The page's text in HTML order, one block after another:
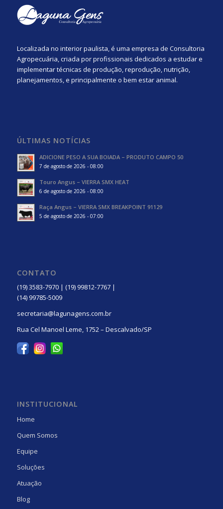
Localizada no interior paulista, é uma empresa de Consultoria
Agropecuária, criada por profissionais dedicados a estudar e
implementar técnicas de produção, reprodução, nutrição,
planejamentos, e principalmente o bem estar animal.
ÚLTIMAS NOTÍCIAS
ADICIONE PESO A SUA BOIADA – PRODUTO CAMPO 50
7 de agosto de 2026 - 08:00
Touro Angus – VIERRA SMX HEAT
6 de agosto de 2026 - 08:00
Raça Angus – VIERRA SMX BREAKPOINT 91129
5 de agosto de 2026 - 07:00
CONTATO
(19) 3583-7970 | (19) 99812-7767 |
(14) 99785-5009
secretaria@lagunagens.com.br
Rua Cel Manoel Leme, 1752 – Descalvado/SP
INSTITUCIONAL
Home
Quem Somos
Equipe
Soluções
Atuação
Blog